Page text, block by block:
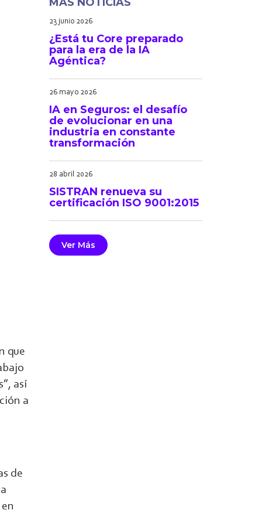
que
así
a
de
23 junio 2026
¿Está tu Core preparado
para la era de la IA
Agéntica?
26 mayo 2026
IA en Seguros: el desafío
de evolucionar en una
industria en constante
transformación
28 abril 2026
SISTRAN renueva su
certificación ISO 9001:2015
Ver Más